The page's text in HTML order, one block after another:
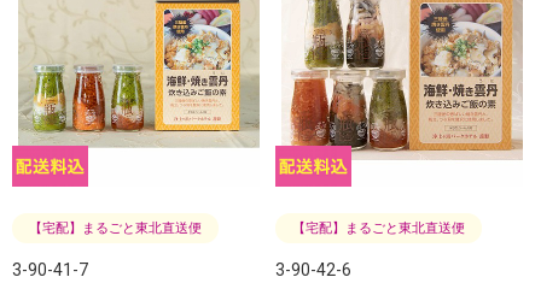
【宅配】まるごと東北直送便
3-90-41-7
【宅配】まるごと東北直送便
3-90-42-6